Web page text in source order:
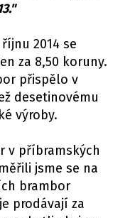
2014 se
za 8,50 koruny.
přispělo v
desetinovému
výroby.
v příbramských
jsme se na
brambor
prodávají za